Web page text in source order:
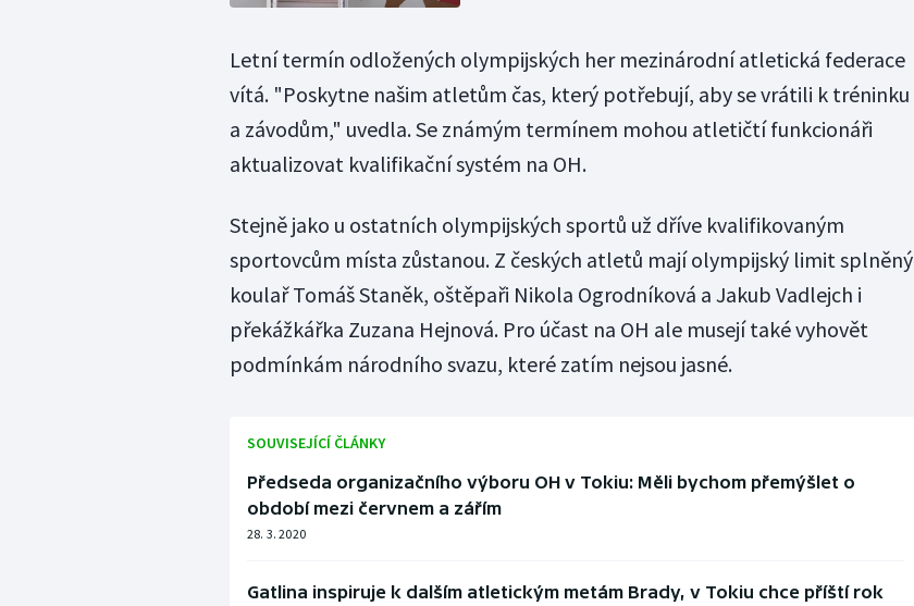
Letní termín odložených olympijských her mezinárodní atletická federace
vítá. "Poskytne našim atletům čas, který potřebují, aby se vrátili k tréninku
a závodům," uvedla. Se známým termínem mohou atletičtí funkcionáři
aktualizovat kvalifikační systém na OH.
Stejně jako u ostatních olympijských sportů už dříve kvalifikovaným
sportovcům místa zůstanou. Z českých atletů mají olympijský limit splněný
koulař Tomáš Staněk, oštěpaři Nikola Ogrodníková a Jakub Vadlejch i
překážkářka Zuzana Hejnová. Pro účast na OH ale musejí také vyhovět
podmínkám národního svazu, které zatím nejsou jasné.
SOUVISEJÍCÍ ČLÁNKY
Předseda organizačního výboru OH v Tokiu: Měli bychom přemýšlet o
období mezi červnem a zářím
28. 3. 2020
Gatlina inspiruje k dalším atletickým metám Brady, v Tokiu chce příští rok